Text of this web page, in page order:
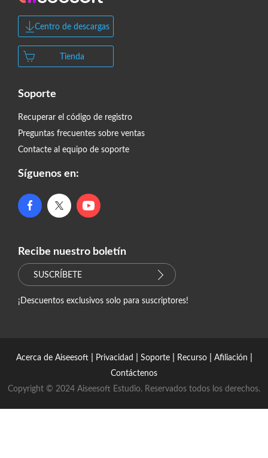
Centro de descargas
Tienda
Soporte
Recuperar el código de registro
Preguntas frecuentes sobre ventas
Contacte al equipo de soporte
Síguenos en:
Recibe nuestro boletín
SUSCRÍBETE
¡Descuentos exclusivos solo para suscriptores!
Acerca de Aiseesoft| Privacidad Soporte| Recurso| Afiliación
Contáctenos
Copyright © 2024 Aiseesoft Estudio. Reservados todos los derechos.